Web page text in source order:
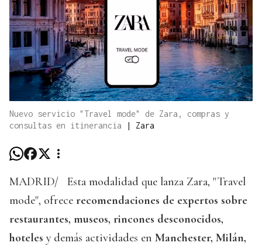
Nuevo servicio "Travel mode" de Zara, compras y
consultas en itinerancia
| Zara
MADRID/
Esta modalidad que lanza Zara, "Travel
mode", ofrece recomendaciones de expertos sobre
restaurantes, museos, rincones desconocidos,
hoteles y demás actividades en Manchester, Milán,